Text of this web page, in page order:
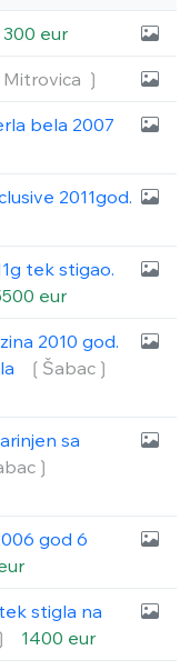
300 eur
❳
bela 2007
2011god.
tek stigao.
eur
2010 god.
❲Šabac❳
sa
god 6
stigla na
1400 eur